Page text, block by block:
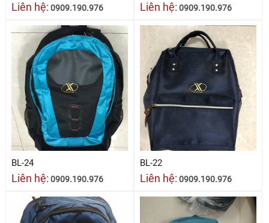
Liên hệ: 0909.190.976 Liên hệ: 0909.190.976
BL-24
Liên hệ: 0909.190.976
BL-22
Liên hệ: 0909.190.976